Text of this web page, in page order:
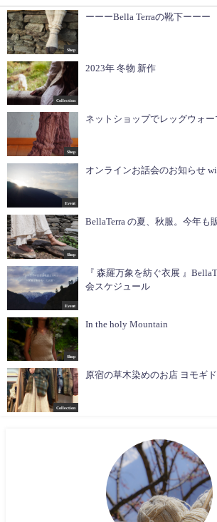
Shop
ーーーBella Terraの靴下ーーー
Collection
2023年 冬物 新作
Shop
ネットショップでレッグウォ
Event
オンラインお話会のお知らせ
Shop
BellaTerra の夏、秋服。今年も
Event
『 森羅万象を紡ぐ衣展 』
会スケジュール
Shop
In the holy Mountain
Collection
原宿の草木染めのお店 ヨモギ